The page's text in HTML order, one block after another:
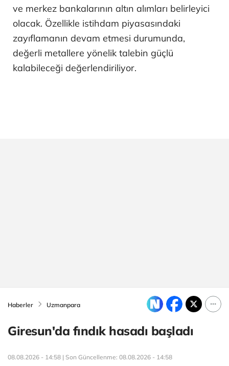
ve merkez bankalarının altın alımları belirleyici
olacak. Özellikle istihdam piyasasındaki
zayıflamanın devam etmesi durumunda,
değerli metallere yönelik talebin güçlü
kalabileceği değerlendiriliyor.
Haberler Uzmanpara
Giresun'da fındık hasadı başladı
08.08.2026 - 14:58 | Son Güncellenme: 08.08.2026 - 14:58